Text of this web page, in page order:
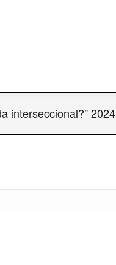
interseccional?” 2024